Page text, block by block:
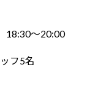
18:30～20:00
フ5名